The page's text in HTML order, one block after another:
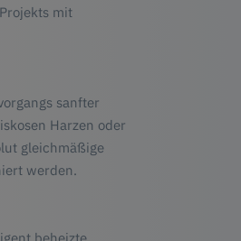
mit
sanfter
Harzen oder
gleichmäßige
werden.